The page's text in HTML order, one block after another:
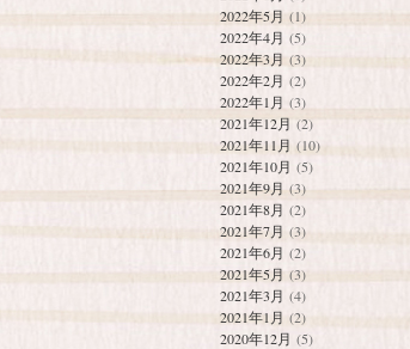
2022年5月 (1)
2022年4月 (5)
2022年3月 (3)
2022年2月 (2)
2022年1月 (3)
2021年12月 (2)
2021年11月 (10)
2021年10月 (5)
2021年9月(3)
2021年8月 (2)
2021年7月 (3)
2021年6月 (2)
2021年5月(3)
2021年3月 (4)
2021年1月 (2)
2020年12月 (5)